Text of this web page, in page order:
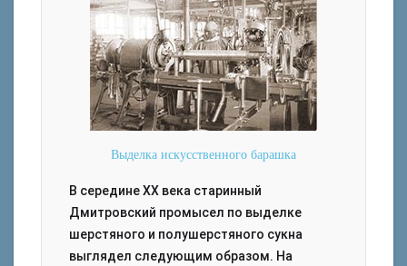
Выделка искусственного барашка
В середине ХХ века старинный
Дмитровский промысел по выделке
шерстяного и полушерстяного сукна
выглядел следующим образом. На